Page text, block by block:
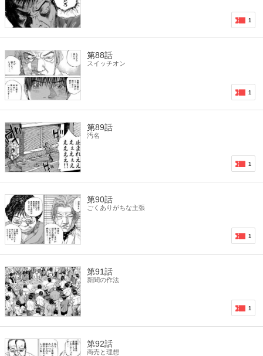
1
第88話
スイッチオン
1
第89話
汚名
1
第90話
ごくありがちな主張
1
第91話
新聞の作法
1
第92話
商売と理想